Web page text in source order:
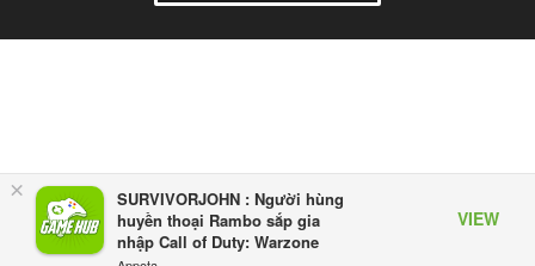
×
SURVIVORJOHN : Người hùng
huyền thoại Rambo sắp gia
nhập Call of Duty: Warzone
VIEW